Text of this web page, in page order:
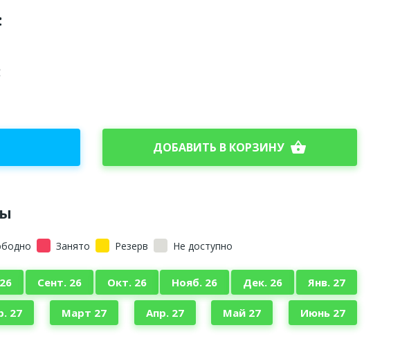
:
ДОБАВИТЬ В КОРЗИНУ shopping_basket
Занято Резерв Не доступно
Сент. 26 Окт. 26 Нояб. 26 Дек. 26 Янв. 27
27 Март 27 Апр. 27 Май 27 Июнь 27